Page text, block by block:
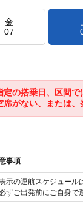
金
07
定の搭乗日、区間で
席がない、または
事項
示の運航スケジュール
ずご出発前にご自身で